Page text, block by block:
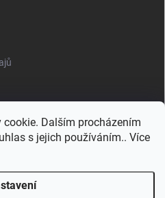
Dalším procházením
s jejich používáním.. Více